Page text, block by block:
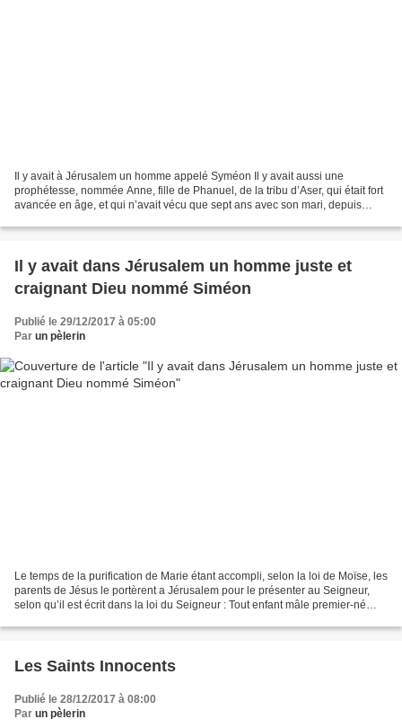
Il y avait à Jérusalem un homme appelé Syméon Il y avait aussi une
prophétesse, nommée Anne, fille de Phanuel, de la tribu d’Aser, qui était fort
avancée en âge, et qui n’avait vécu que sept ans avec son mari, depuis
Il y avait dans Jérusalem un homme juste et
craignant Dieu nommé Siméon
Publié le 29/12/2017 à 05:00
Par un pèlerin
Le temps de la purification de Marie étant accompli, selon la loi de Moïse, les
parents de Jésus le portèrent a Jérusalem pour le présenter au Seigneur,
selon qu’il est écrit dans la loi du Seigneur : Tout enfant mâle premier-né
Les Saints Innocents
Publié le 28/12/2017 à 08:00
Par un pèlerin